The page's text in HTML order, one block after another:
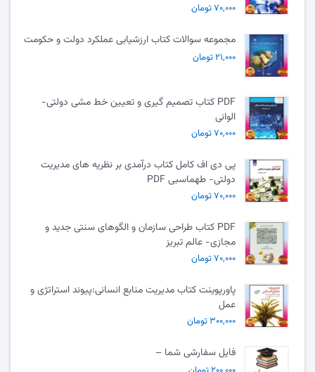
۷۰,۰۰۰ تومان
مجموعه سوالات کتاب ارزشیابی عملکرد دولت و حکومت
۲۱,۰۰۰ تومان
PDF کتاب تصمیم گیری و تعیین خط مشی دولتی-
الوانی
۷۰,۰۰۰ تومان
پی دی اف کامل کتاب درآمدی بر نظریه های مدیریت
دولتی- طهماسبی PDF
۷۰,۰۰۰ تومان
PDF کتاب طراحی سازمان و الگوهای سنتی جدید و
مجازی- عالم تبریز
۷۰,۰۰۰ تومان
پاورپوینت کتاب مدیریت منابع انسانی:پیوند استراتژی و
عمل
۳۰۰,۰۰۰ تومان
فایل سفارشی شما –